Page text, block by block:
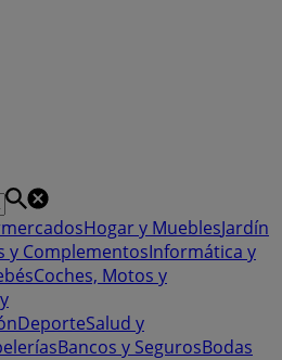
Hogar y MueblesJardín
y ComplementosInformática y
Coches, Motos y
DeporteSalud y
Bancos y SegurosBodas